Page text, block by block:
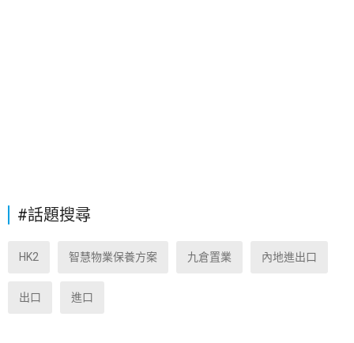
#話題搜尋
HK2 智慧物業保養方案 九倉置業 內地進出口
出口 進口